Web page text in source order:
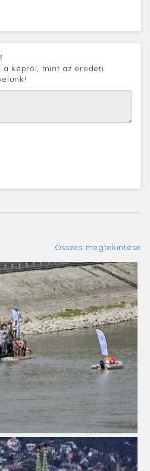
képről, mint az eredeti
Összes megtekintése